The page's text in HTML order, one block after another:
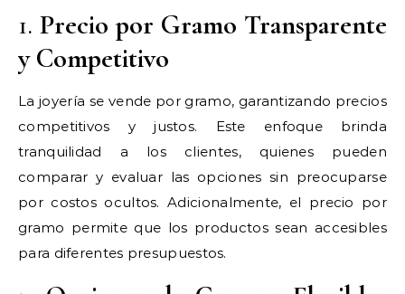
1. Precio por Gramo Transparente
y Competitivo
La joyería se vende por gramo, garantizando precios
competitivos y justos. Este enfoque brinda
tranquilidad a los clientes, quienes pueden
comparar y evaluar las opciones sin preocuparse
por costos ocultos. Adicionalmente, el precio por
gramo permite que los productos sean accesibles
para diferentes presupuestos.